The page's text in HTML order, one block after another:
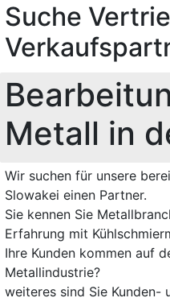
Suche
Metall in
Wir suchen für unsere
Slowakei einen Partner.
Sie kennen Sie
Erfahrung mit
Ihre Kunden kommen auf
Metallindustrie?
weiteres sind Sie Kunden-